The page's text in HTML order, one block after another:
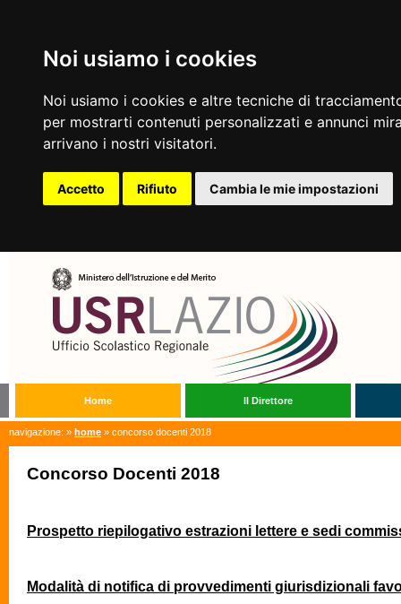
Noi usiamo i cookies
Noi usiamo i cookies e altre tecniche di
per mostrarti contenuti personalizzati e annunci
arrivano i nostri visitatori.
Accetto Rifiuto Cambia le mie impostazioni
Home Il Direttore
navigazione: » home » concorso docenti 2018
Concorso Docenti 2018
Prospetto riepilogativo estrazioni lettere e sedi
Modalità di notifica di provvedimenti giurisdizionali